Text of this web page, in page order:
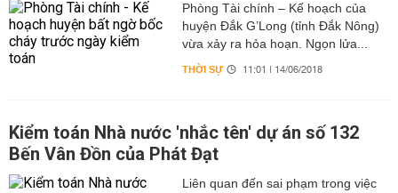
Phòng Tài chính – Kế hoạch của
huyện Đắk G’Long (tỉnh Đắk Nông)
vừa xảy ra hỏa hoạn. Ngọn lửa...
THỜI SỰ 11:01 | 14/06/2018
Kiểm toán Nhà nước 'nhắc tên' dự án số 132
Bến Vân Đồn của Phát Đạt
Liên quan đến sai phạm trong việc